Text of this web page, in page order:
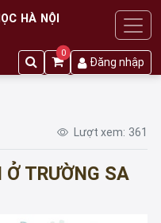
HÀ NỘI
0
Đăng nhập
Lượt xem: 361
TRƯỜNG SA